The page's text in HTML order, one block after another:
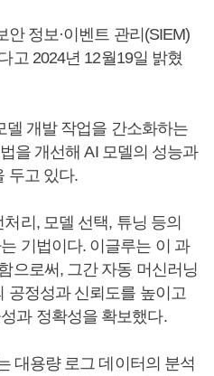
정보·이벤트 관리(SIEM)
고 2024년 12월19일 밝혔
델 개발 작업을 간소화하는
을 개선해 AI 모델의 성능과
두고 있다.
리, 모델 선택, 튜닝 등의
기법이다. 이글루는 이 과
으로써, 그간 자동 머신러닝
공정성과 신뢰도를 높이고
과 정확성을 확보했다.
대용량 로그 데이터의 분석